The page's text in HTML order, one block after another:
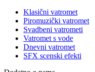
Klasični vatromet
Piromuzički vatromet
Svadbeni vatrometi
Vatromet s vode
Dnevni vatromet
SFX scenski efekti